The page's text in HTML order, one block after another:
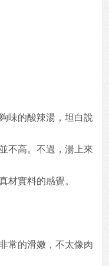
味的酸辣湯，坦白說
不高。不過，湯上來
材實料的感覺。
常的滑嫩，不太像肉